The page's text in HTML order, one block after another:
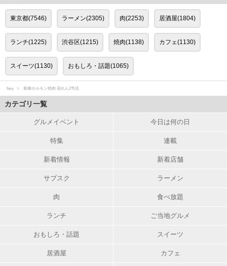
東京都(7546) ラーメン(2305) 肉(2253) 居酒屋(1804)
ランチ(1225) 渋谷区(1215) 焼肉(1138) カフェ(1130)
スイーツ(1130) おもしろ・話題(1065)
favy 新橋ホルモン焼肉 花れん2号店
カテゴリ一覧
グルメイベント 今日は何の日
特集 連載
新着情報 新着店舗
サブスク ラーメン
肉 食べ放題
ランチ ご当地グルメ
おもしろ・話題 スイーツ
居酒屋 カフェ